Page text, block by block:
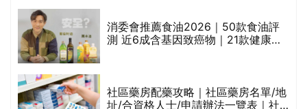
消委會推薦食油2026｜50款食油評
測 近6成含基因致癌物｜21款健康煮
社區藥房配藥攻略｜社區藥房名單/地
址/合資格人士/申請辦法一覽表｜社